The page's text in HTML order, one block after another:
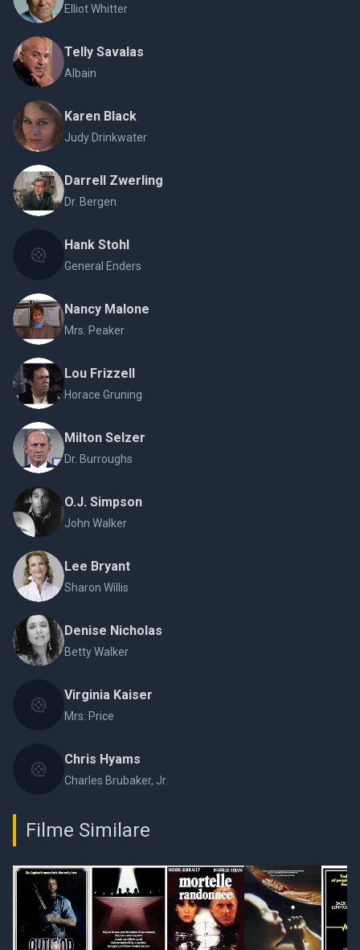
Elliot Whitter
Telly Savalas
Albain
Karen Black
Judy Drinkwater
Darrell Zwerling
Dr. Bergen
Hank Stohl
General Enders
Nancy Malone
Mrs. Peaker
Lou Frizzell
Horace Gruning
Milton Selzer
Dr. Burroughs
O.J. Simpson
John Walker
Lee Bryant
Sharon Willis
Denise Nicholas
Betty Walker
Virginia Kaiser
Mrs. Price
Chris Hyams
Charles Brubaker, Jr.
Filme Similare